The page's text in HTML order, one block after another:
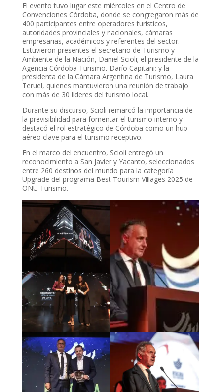
El evento tuvo lugar este miércoles en el Centro de
Convenciones Córdoba, donde se congregaron más de
400 participantes entre operadores turísticos,
autoridades provinciales y nacionales, cámaras
empresarias, académicos y referentes del sector.
Estuvieron presentes el secretario de Turismo y
Ambiente de la Nación, Daniel Scioli; el presidente de la
Agencia Córdoba Turismo, Darío Capitani; y la
presidenta de la Cámara Argentina de Turismo, Laura
Teruel, quienes mantuvieron una reunión de trabajo
con más de 30 líderes del turismo local.
Durante su discurso, Scioli remarcó la importancia de
la previsibilidad para fomentar el turismo interno y
destacó el rol estratégico de Córdoba como un hub
aéreo clave para el turismo receptivo.
En el marco del encuentro, Scioli entregó un
reconocimiento a San Javier y Yacanto, seleccionados
entre 260 destinos del mundo para la categoría
Upgrade del programa Best Tourism Villages 2025 de
ONU Turismo.